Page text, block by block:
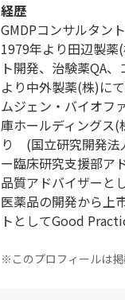
経歴
GMDPコンサルタン
1979年より田辺製薬
ト開発、治験薬QA
より中外製薬(株)に
ムジェン・バイオフ
庫ホールディングス
り (国立研究開発法
ー臨床研究支援部ア
品質アドバイザーと
医薬品の開発から上
トとしてGood
※このプロフィールは